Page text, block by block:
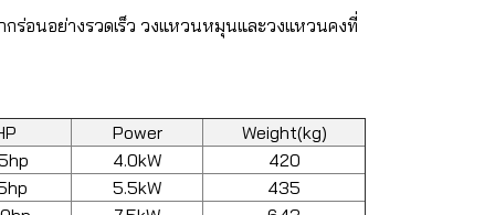
ร่อนอย่างรวดเร็ว วงแหวนหมุนและวงแหวนคงที่
Power
Weight(kg)
4.0kW
420
5.5kW
435